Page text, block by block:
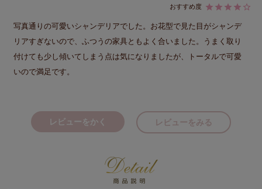
写真通りの可愛いシャンデリアでした。お花型で見た目がシャンデ
リアすぎないので、ふつうの家具ともよく合いました。うまく取り
付けても少し傾いてしまう点は気になりましたが、トータルで可愛
いので満足です。
レビューをかく レビューをみる